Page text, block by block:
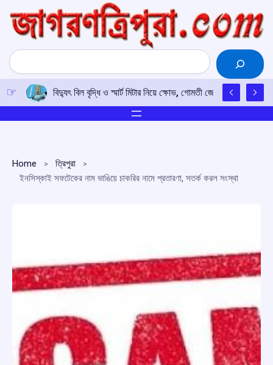
content
Search
বিদ্যুৎ বিল বৃদ্ধি ও স্মার্ট মিটার নিয়ে ক্ষোভ, গোমতী জেলা যুব কংগ্রেসের
Home
ত্রিপুরা
ইনসিস্কাই সফটেকের নাম ভাঙিয়ে চাকরির নামে প্রতারণা, সতর্ক করল সংস্থা